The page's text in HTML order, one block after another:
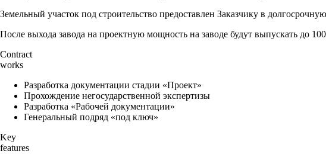
Земельный участок под строительство предоставлен Заказчику в
После выхода завода на проектную мощность на заводе будут выпускать до
Contract
works
Разработка документации стадии «Проект»
Прохождение негосударственной экспертизы
Разработка «Рабочей документации»
Генеральный подряд «под ключ»
Key
features